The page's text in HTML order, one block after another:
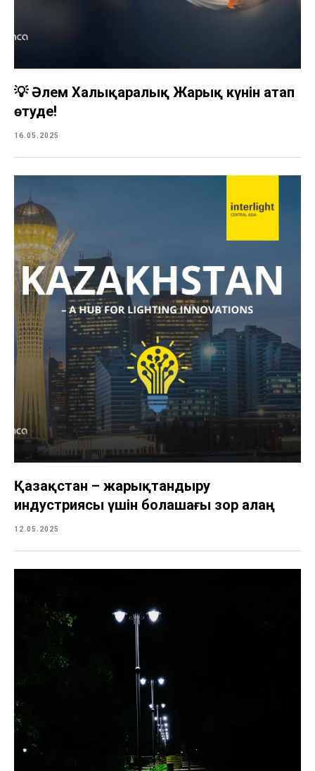
💡 Әлем Халықаралық Жарық күнін атап
өтуде!
16.05.2025
Қазақстан – жарықтандыру
индустриясы үшін болашағы зор алаң
12.05.2025